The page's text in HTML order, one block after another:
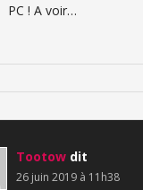
PC ! A voir…
Tootow dit
26 juin 2019 à 11h38